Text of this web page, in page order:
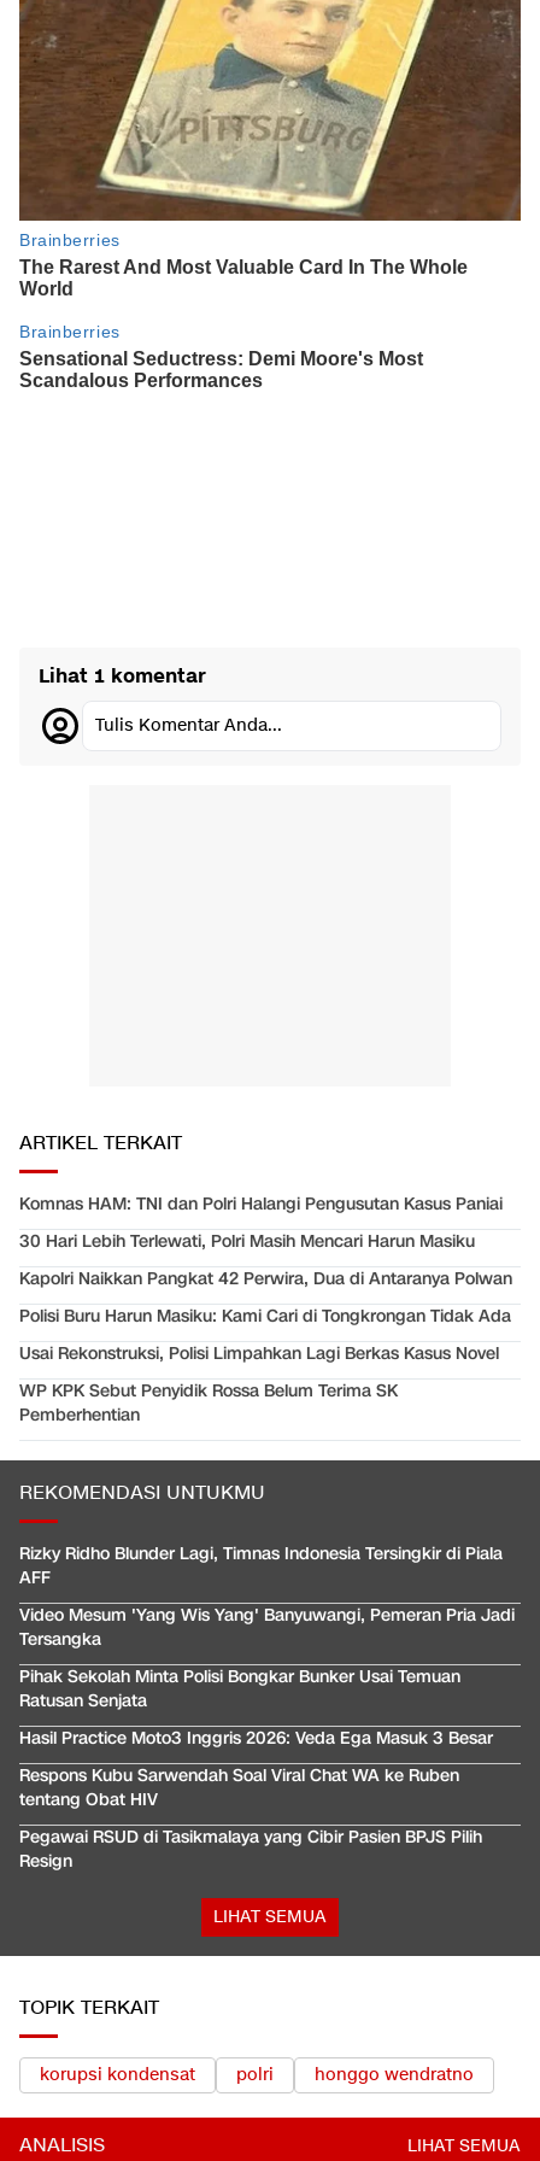
Lihat 1 komentar
Tulis Komentar Anda...
ARTIKEL TERKAIT
Komnas HAM: TNI dan Polri Halangi Pengusutan Kasus Paniai
30 Hari Lebih Terlewati, Polri Masih Mencari Harun Masiku
Kapolri Naikkan Pangkat 42 Perwira, Dua di Antaranya Polwan
Polisi Buru Harun Masiku: Kami Cari di Tongkrongan Tidak Ada
Usai Rekonstruksi, Polisi Limpahkan Lagi Berkas Kasus Novel
WP KPK Sebut Penyidik Rossa Belum Terima SK
Pemberhentian
REKOMENDASI UNTUKMU
Rizky Ridho Blunder Lagi, Timnas Indonesia Tersingkir di Piala
AFF
Video Mesum 'Yang Wis Yang' Banyuwangi, Pemeran Pria Jadi
Tersangka
Pihak Sekolah Minta Polisi Bongkar Bunker Usai Temuan
Ratusan Senjata
Hasil Practice Moto3 Inggris 2026: Veda Ega Masuk 3 Besar
Respons Kubu Sarwendah Soal Viral Chat WA ke Ruben
tentang Obat HIV
Pegawai RSUD di Tasikmalaya yang Cibir Pasien BPJS Pilih
Resign
LIHAT SEMUA
TOPIK TERKAIT
korupsi kondensat polri honggo wendratno
ANALISIS LIHAT SEMUA